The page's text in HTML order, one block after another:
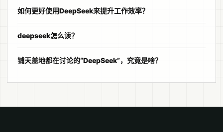
如何更好使用DeepSeek来提升工作效率？
deepseek怎么读？
铺天盖地都在讨论的“DeepSeek”，究竟是啥？